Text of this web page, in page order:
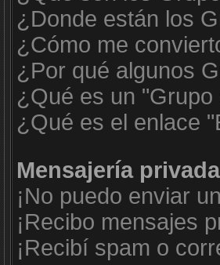
¿Donde están los
¿Cómo me
¿Por qué algunos
¿Qué es un
¿Qué es el enlace
Mensajería privada
¡No puedo enviar
¡Recibo mensajes
¡Recibí spam o